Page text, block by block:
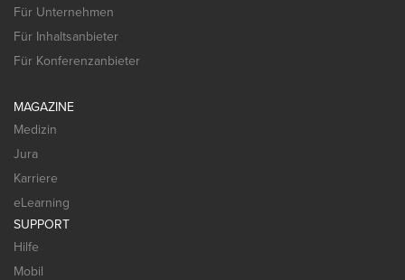
Für Unternehmen
Für Inhaltsanbieter
Für Konferenzanbieter
MAGAZINE
Medizin
Jura
Karriere
eLearning
SUPPORT
Hilfe
Mobil